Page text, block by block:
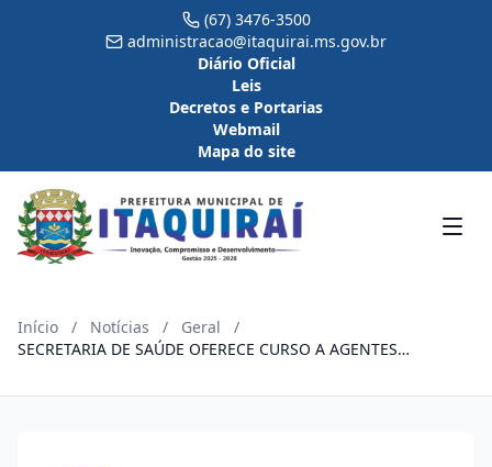
(67) 3476-3500
administracao@itaquirai.ms.gov.br
Diário Oficial
Leis
Decretos e Portarias
Webmail
Mapa do site
Início / Notícias / Geral
/
SECRETARIA DE SAÚDE OFERECE CURSO A AGENTES